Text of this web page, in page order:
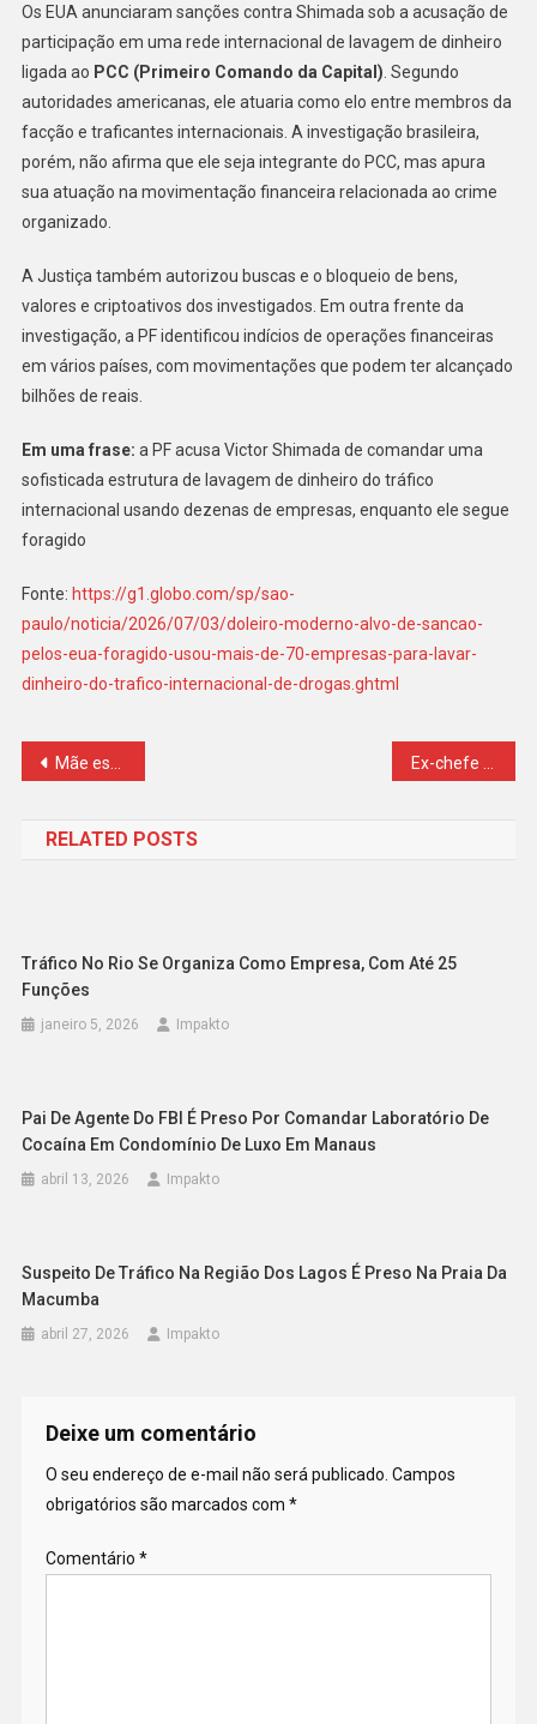
Diz
PF
Os EUA anunciaram sanções contra Shimada sob a acusação de
participação em uma rede internacional de lavagem de dinheiro
ligada ao PCC (Primeiro Comando da Capital) . Segundo
autoridades americanas, ele atuaria como elo entre membros da
facção e traficantes internacionais. A investigação brasileira,
porém, não afirma que ele seja integrante do PCC, mas apura
sua atuação na movimentação financeira relacionada ao crime
organizado.
A Justiça também autorizou buscas e o bloqueio de bens,
valores e criptoativos dos investigados. Em outra frente da
investigação, a PF identificou indícios de operações financeiras
em vários países, com movimentações que podem ter alcançado
bilhões de reais.
Em uma frase: a PF acusa Victor Shimada de comandar uma
sofisticada estrutura de lavagem de dinheiro do tráfico
internacional usando dezenas de empresas, enquanto ele segue
foragido
Fonte: https://g1.globo.com/sp/sao-
paulo/noticia/2026/07/03/doleiro-moderno-alvo-de-sancao-
pelos-eua-foragido-usou-mais-de-70-empresas-para-lavar-
dinheiro-do-trafico-internacional-de-drogas.ghtml
Navegação
Post
Mãe estranha filha com lanterna do celular acesa de noite e descobre que criança era vítima de ‘predador sexual’ no Roblox
RELATED POSTS
Tráfico No Rio Se Organiza Como Empresa, Com Até 25
Funções
janeiro 5, 2026 Impakto
Pai De Agente Do FBI É Preso Por Comandar Laboratório De
Cocaína Em Condomínio De Luxo Em Manaus
abril 13, 2026 Impakto
Suspeito De Tráfico Na Região Dos Lagos É Preso Na Praia Da
Macumba
abril 27, 2026 Impakto
Deixe um comentário
O seu endereço de e-mail não será publicado. Campos
obrigatórios são marcados com *
Comentário *